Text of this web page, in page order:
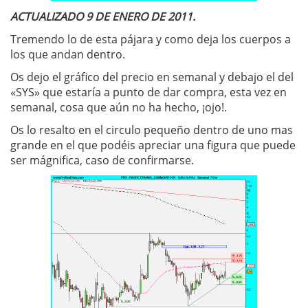
ACTUALIZADO 9 DE ENERO DE 2011.
Tremendo lo de esta pájara y como deja los cuerpos a
los que andan dentro.
Os dejo el gráfico del precio en semanal y debajo el del
«SYS» que estaría a punto de dar compra, esta vez en
semanal, cosa que aún no ha hecho, ¡ojo!.
Os lo resalto en el circulo pequeño dentro de uno mas
grande en el que podéis apreciar una figura que puede
ser mágnifica, caso de confirmarse.